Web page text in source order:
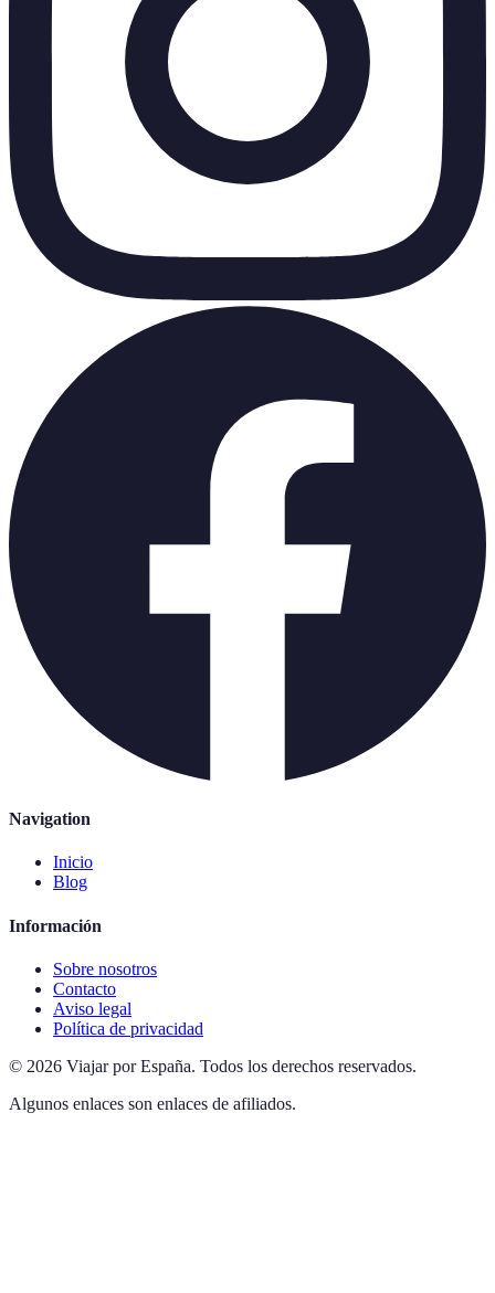
Navigation
Inicio
Blog
Información
Sobre nosotros
Contacto
Aviso legal
Política de privacidad
© 2026 Viajar por España. Todos los derechos reservados.
Algunos enlaces son enlaces de afiliados.